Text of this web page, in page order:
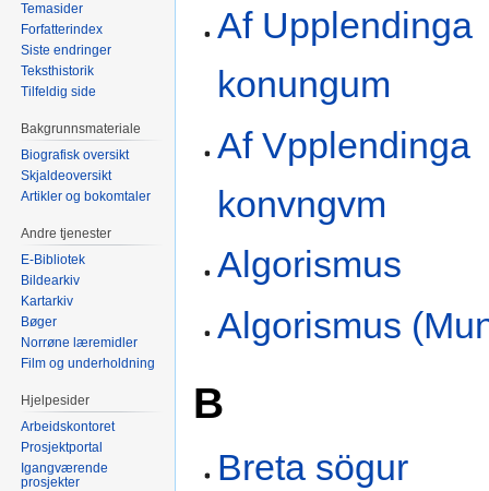
Af Upplendinga
konungum
Af Vpplendinga
konvngvm
Algorismus
Algorismus
B
Breta sögur
Temasider
Forfatterindex
Siste endringer
Teksthistorik
Tilfeldig side
Bakgrunnsmateriale
Biografisk oversikt
Skjaldeoversikt
Artikler og bokomtaler
Andre tjenester
E-Bibliotek
Bildearkiv
Kartarkiv
Bøger
Norrøne læremidler
Film og underholdning
Hjelpesider
Arbeidskontoret
Prosjektportal
Igangværende
prosjekter